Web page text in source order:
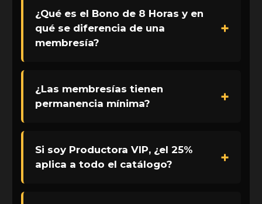
¿Qué es el Bono de 8 Horas y en
qué se diferencia de una
membresía?
¿Las membresías tienen
permanencia mínima?
Si soy Productora VIP, ¿el 25%
aplica a todo el catálogo?